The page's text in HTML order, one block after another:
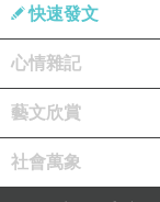
可怕...都是糖
快速發文
心情雜記
藝文欣賞
社會萬象